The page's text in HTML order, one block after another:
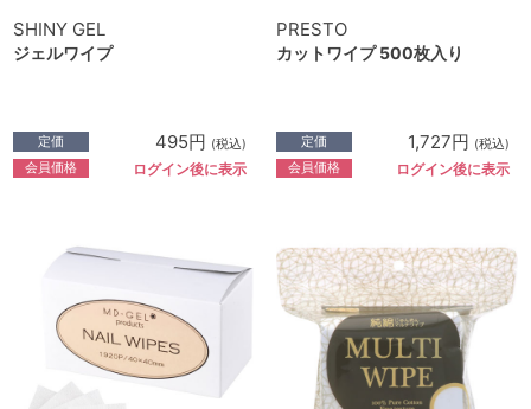
SHINY GEL
ジェルワイプ
定価 495円 (税込)
会員価格 ログイン後に表示
PRESTO
カットワイプ 500枚入り
定価 1,727円 (税込)
会員価格 ログイン後に表示